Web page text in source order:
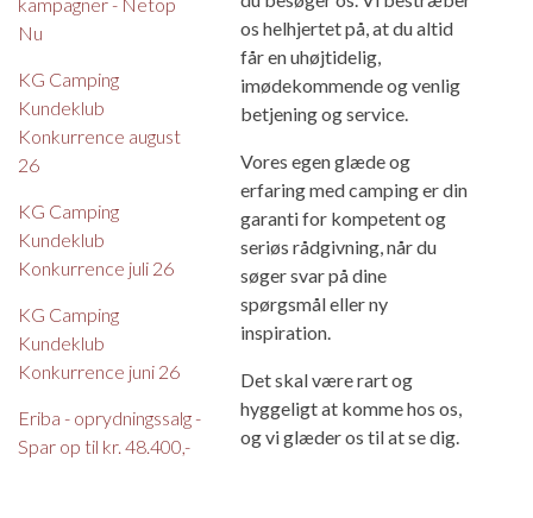
Nu
KG Camping
Kundeklub
Konkurrence august
26
KG Camping
Kundeklub
Konkurrence juli 26
KG Camping
Kundeklub
Konkurrence juni 26
Eriba - oprydningssalg -
Spar op til kr. 48.400,-
os helhjertet på, at du altid
får en uhøjtidelig,
imødekommende og venlig
betjening og service.
Vores egen glæde og
erfaring med camping er din
garanti for kompetent og
seriøs rådgivning, når du
søger svar på dine
spørgsmål eller ny
inspiration.
Det skal være rart og
hyggeligt at komme hos os,
og vi glæder os til at se dig.